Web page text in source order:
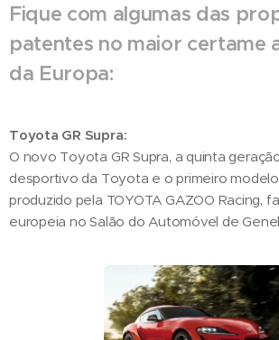
Fique com algumas das
patentes no maior certame
da Europa:
Toyota GR Supra:
O novo Toyota GR Supra, a quinta
desportivo da Toyota e o primeiro modelo
produzido pela TOYOTA GAZOO Racing,
europeia no Salão do Automóvel de